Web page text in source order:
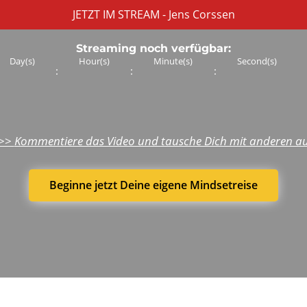
JETZT IM STREAM - Jens Corssen
Streaming noch verfügbar:
Day(s)
:
Hour(s)
:
Minute(s)
:
Second(s)
Kommentiere das Video und tausche Dich mit anderen
Beginne jetzt Deine eigene Mindsetreise